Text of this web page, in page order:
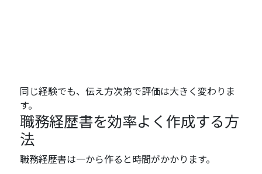
同じ経験でも、伝え方次第で評価は大きく変わりま
す。
職務経歴書を効率よく作成する方
法
職務経歴書は一から作ると時間がかかります。